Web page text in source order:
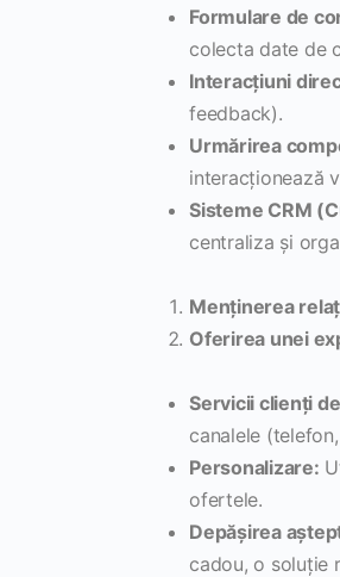
Formulare de
colecta date de
Interacțiuni
feedback).
Urmărirea
interacționează
Sisteme CRM
centraliza și
Menținerea
Oferirea unei
Servicii clienți
canalele
Personalizare:
ofertele.
Depășirea
cadou, o soluție